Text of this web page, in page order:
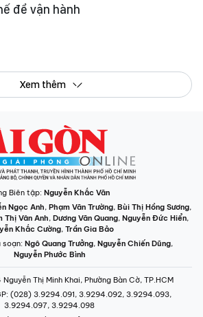
để vận hành
Xem thêm
Biên tập: Nguyễn Khắc Văn
Ngọc Anh, Phạm Văn Trường, Bùi Thị Hồng Sương,
Thị Vân Anh, Dương Văn Quang, Nguyễn Đức Hiển,
Khắc Cường, Trần Gia Bảo
soạn: Ngô Quang Trưởng, Nguyễn Chiến Dũng,
Nguyễn Phước Bình
Thị Minh Khai, Phường Bàn Cờ, TP.HCM
: (028) 3.9294.091, 3.9294.092, 3.9294.093,
3.9294.097, 3.9294.098